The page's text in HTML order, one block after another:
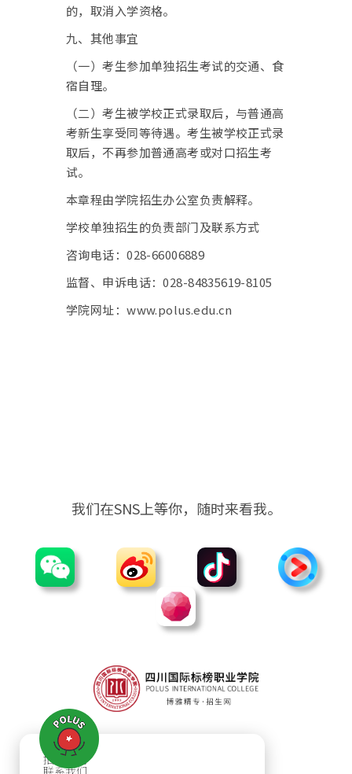
的，取消入学资格。
九、其他事宜
（一）考生参加单独招生考试的交通、食
宿自理。
（二）考生被学校正式录取后，与普通高
考新生享受同等待遇。考生被学校正式录
取后，不再参加普通高考或对口招生考
试。
本章程由学院招生办公室负责解释。
学校单独招生的负责部门及联系方式
咨询电话：028-66006889
监督、申诉电话：028-84835619-8105
学院网址：www.polus.edu.cn
我们在SNS上等你，随时来看我。
招生咨询
联系我们